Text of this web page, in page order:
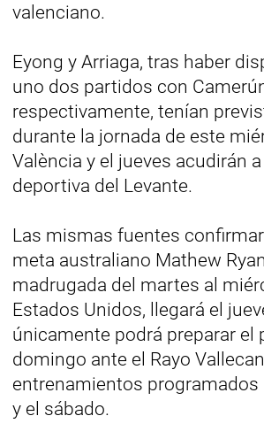
valenciano.
Eyong y Arriaga, tras haber
uno dos partidos con
respectivamente, tenían
durante la jornada de este
València y el jueves acudirán
deportiva del Levante.
Las mismas fuentes
meta australiano Mathew
madrugada del martes al
Estados Unidos, llegará el
únicamente podrá preparar el
domingo ante el Rayo
entrenamientos programados
y el sábado.